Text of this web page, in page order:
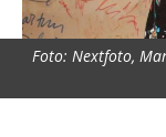
Foto: Nextfoto,